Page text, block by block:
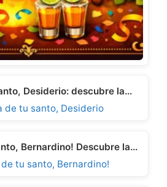
Desiderio: descubre la…
Bernardino! Descubre la…